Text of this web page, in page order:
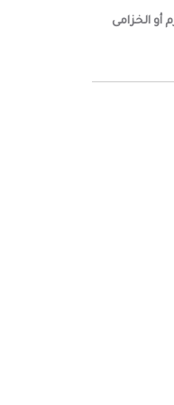
الخزامى